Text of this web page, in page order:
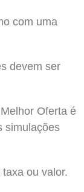
com uma
devem ser
Oferta é
simulações
ou valor.